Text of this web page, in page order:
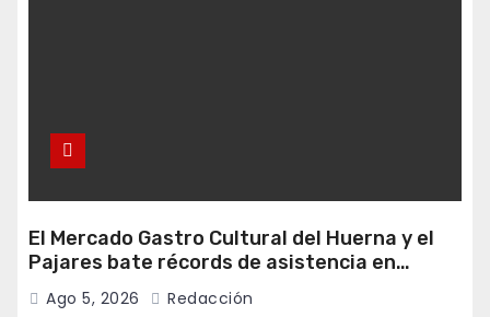
El Mercado Gastro Cultural del Huerna y el
Pajares bate récords de asistencia en
Campomanes
Ago 5, 2026 Redacción